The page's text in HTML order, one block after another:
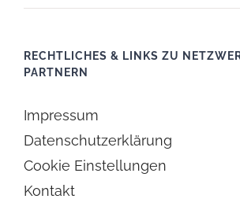
RECHTLICHES & LINKS ZU
PARTNERN
Impressum
Datenschutzerklärung
Cookie Einstellungen
Kontakt